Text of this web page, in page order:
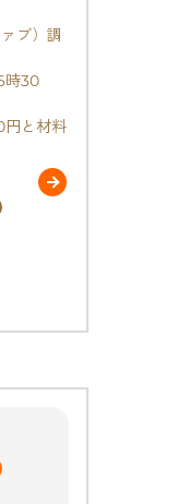
ブ）調
時30
円と材料